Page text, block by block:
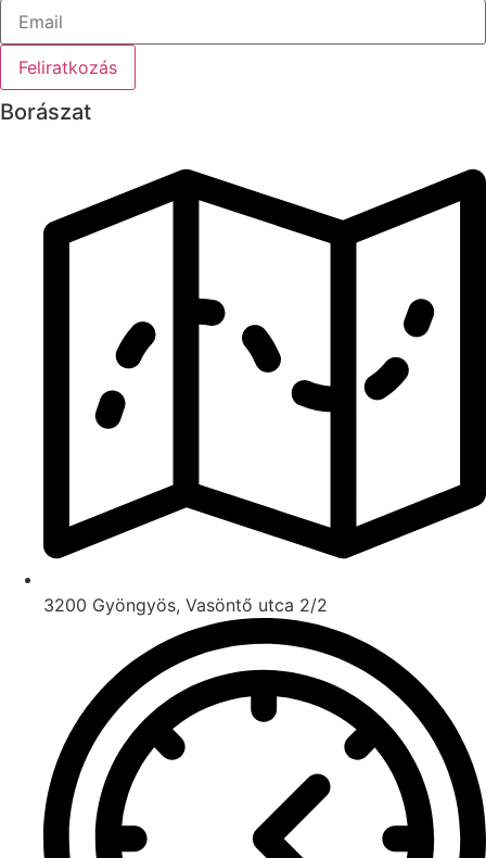
Feliratkozás
Borászat
3200 Gyöngyös, Vasöntő utca 2/2